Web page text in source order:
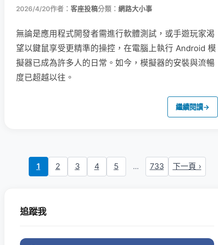
2026/4/20作者： 客座投稿分類： 網路大小事
無論是應用程式開發者需進行軟體測試，或手遊玩家渴
望以鍵鼠享受更精準的操控，在電腦上執行 Android 模
擬器已成為許多人的日常。如今，模擬器的安裝與流暢
度已超越以往。
繼續閱讀→
1 2 3 4 5 ... 733 下一頁 ›
追蹤我